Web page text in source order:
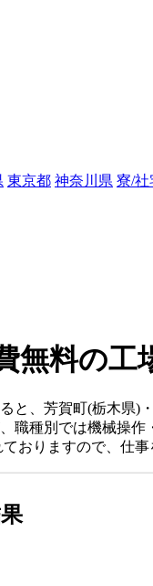
東京都 神奈川県 寮/社
無料の工
と、芳賀町(栃木県)
職種別では機械操作
おりますので、仕